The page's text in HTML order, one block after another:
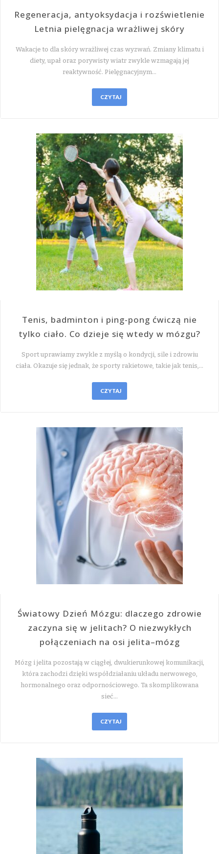
Regeneracja, antyoksydacja i rozświetlenie
Letnia pielęgnacja wrażliwej skóry
Wakacje to dla skóry wrażliwej czas wyzwań. Zmiany klimatu i
diety, upał oraz porywisty wiatr zwykle wzmagają jej
reaktywność. Pielęgnacyjnym…
CZYTAJ
Tenis, badminton i ping-pong ćwiczą nie
tylko ciało. Co dzieje się wtedy w mózgu?
Sport uprawiamy zwykle z myślą o kondycji, sile i zdrowiu
ciała. Okazuje się jednak, że sporty rakietowe, takie jak tenis,…
CZYTAJ
Światowy Dzień Mózgu: dlaczego zdrowie
zaczyna się w jelitach? O niezwykłych
połączeniach na osi jelita–mózg
Mózg i jelita pozostają w ciągłej, dwukierunkowej komunikacji,
która zachodzi dzięki współdziałaniu układu nerwowego,
hormonalnego oraz odpornościowego. Ta skomplikowana
sieć…
CZYTAJ